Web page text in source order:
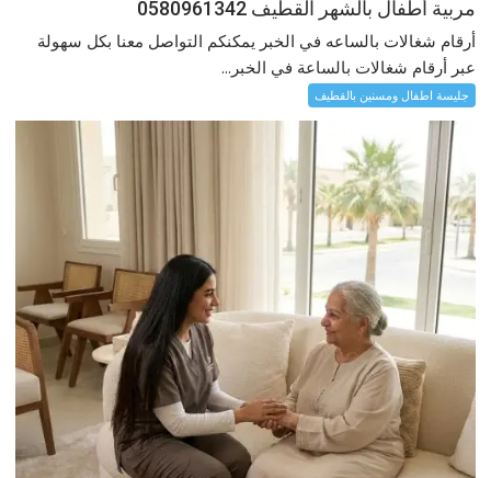
مربية أطفال بالشهر القطيف 0580961342
أرقام شغالات بالساعه في الخبر يمكنكم التواصل معنا بكل سهولة
عبر أرقام شغالات بالساعة في الخبر...
جليسة اطفال ومسنين بالقطيف